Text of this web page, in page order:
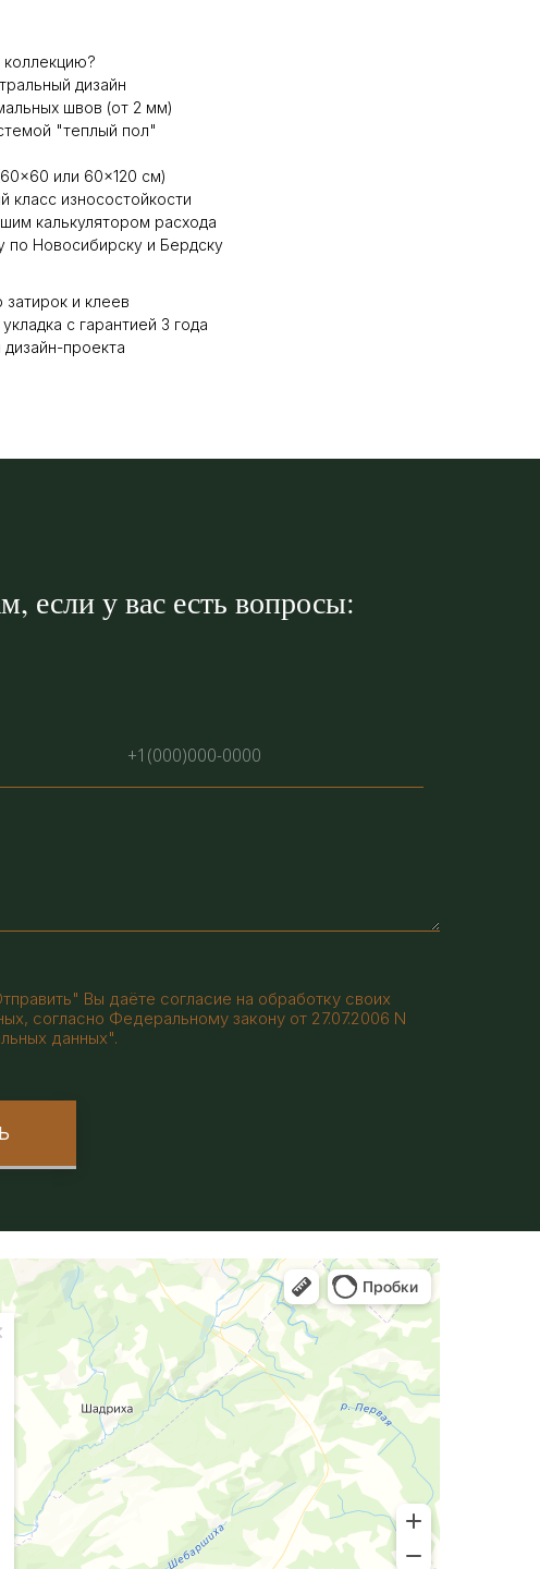
дизайн
швов (от 2 мм)
"теплый пол"
или 60×120 см)
класс износостойкости
калькулятором расхода
по Новосибирску и Бердску
и клеев
с гарантией 3 года
проекта
если у вас есть вопросы:
Вы даёте согласие на обработку своих
согласно Федеральному закону от 27.07.2006 N
данных".